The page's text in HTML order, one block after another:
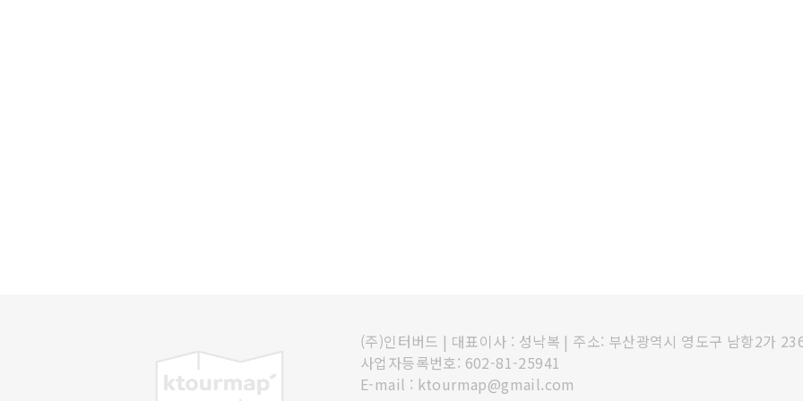
(주)인터버드 | 대표이사 : 성낙복 | 주소: 부산광역시 영도구 남항2가
사업자등록번호: 602-81-25941
E-mail : ktourmap@gmail.com